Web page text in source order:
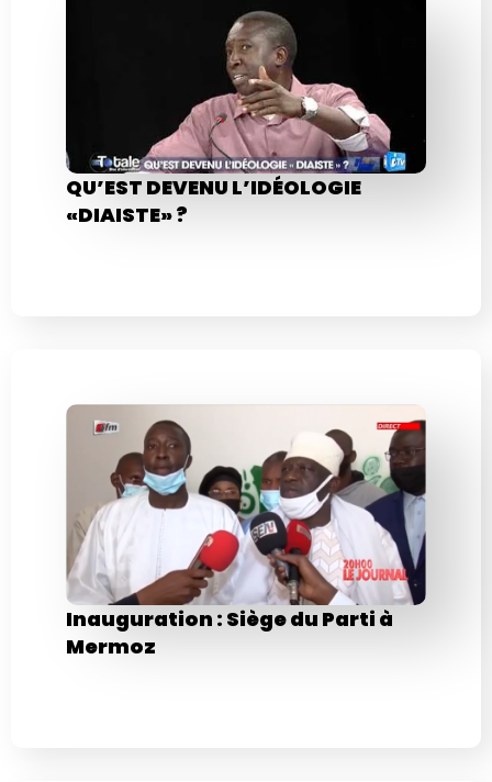
QU’EST DEVENU L’IDÉOLOGIE
«DIAISTE» ?
Inauguration : Siège du Parti à
Mermoz